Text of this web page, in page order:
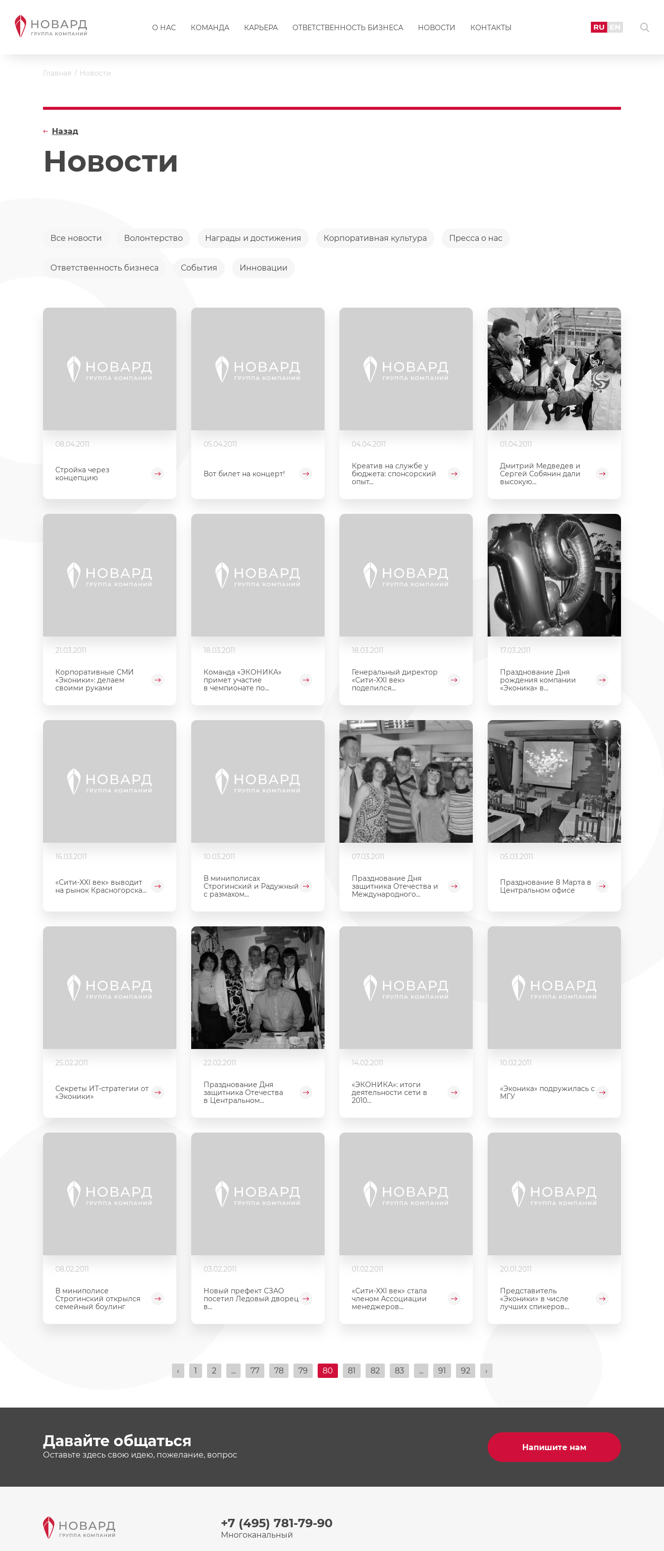
О НАС КОМАНДА КАРЬЕРА ОТВЕТСТВЕННОСТЬ БИЗНЕСА НОВОСТИ КОНТАКТЫ RU EN
Главная Новости
Новости
Назад
Все новости Волонтерство Награды и достижения Корпоративная культура Пресса о нас
Ответственность бизнеса События Инновации
08.04.2011
Стройка через
концепцию
05.04.2011
Вот билет на концерт!
04.04.2011
Креатив на службе у
бюджета: спонсорский
опыт...
01.04.2011
Дмитрий Медведев и
Сергей Собянин дали
высокую...
21.03.2011
Корпоративные СМИ
«Эконики»: делаем
своими руками
18.03.2011
Команда «ЭКОНИКА»
примет участие
в чемпионате по...
18.03.2011
Генеральный директор
«Сити-XXI век»
поделился...
17.03.2011
Празднование Дня
рождения компании
«Эконика» в...
16.03.2011
«Сити-XXI век» выводит
на рынок Красногорска...
10.03.2011
В миниполисах
Строгинский и Радужный
с размахом...
07.03.2011
Празднование Дня
защитника Отечества и
Международного...
05.03.2011
Празднование 8 Марта в
Центральном офисе
25.02.2011
Секреты ИТ-стратегии от
«Эконики»
22.02.2011
Празднование Дня
защитника Отечества
в Центральном...
14.02.2011
«ЭКОНИКА»: итоги
деятельности сети в
2010...
10.02.2011
«Эконика» подружилась с
МГУ
08.02.2011
В миниполисе
Строгинский открылся
семейный боулинг
03.02.2011
Новый префект СЗАО
посетил Ледовый дворец
в...
01.02.2011
«Сити-XXI век» стала
членом Ассоциации
менеджеров...
20.01.2011
Представитель
«Эконики» в числе
лучших спикеров...
‹ 1 2 ... 77 78 79 80 81 82 83 ... 91 92 ›
Давайте общаться
Оставьте здесь свою идею, пожелание, вопрос
Напишите нам
+7 (495) 781-79-90
Многоканальный